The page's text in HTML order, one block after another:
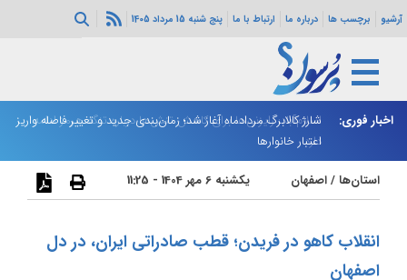
آرشیو برچسب ها درباره ما ارتباط با ما پنج شنبه 15 مرداد 1405
اخبار فوری:
اسلام‌آباد: رایزنی‌ها برای کاهش تنش‌ها درباره تنگه هرمز ادامه
دارد
شارژ کالابرگ مردادماه آغاز شد؛ زمان‌بندی جدید و تغییر فاصله واریز
اعتبار خانوارها
استان‌ها /اصفهان یکشنبه 6 مهر 1404 - 11:25
انقلاب کاهو در فریدن؛ قطب صادراتی ایران، در دل
اصفهان